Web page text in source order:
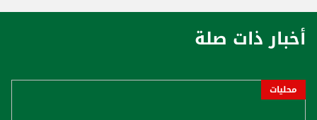
أخبار ذات صلة
محليات